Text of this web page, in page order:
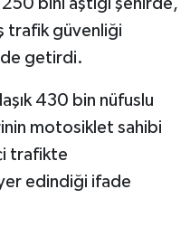
trafik güvenliği
getirdi.
430 bin nüfuslu
motosiklet sahibi
trafikte
edindiği ifade